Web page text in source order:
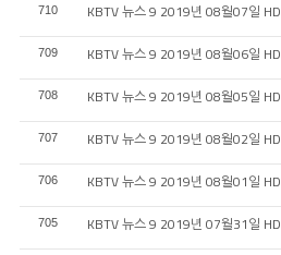
710 KBTV 뉴스 9 2019년 08월07일 HD
709 KBTV 뉴스 9 2019년 08월06일 HD
708 KBTV 뉴스 9 2019년 08월05일 HD
707 KBTV 뉴스 9 2019년 08월02일 HD
706 KBTV 뉴스 9 2019년 08월01일 HD
705 KBTV 뉴스 9 2019년 07월31일 HD